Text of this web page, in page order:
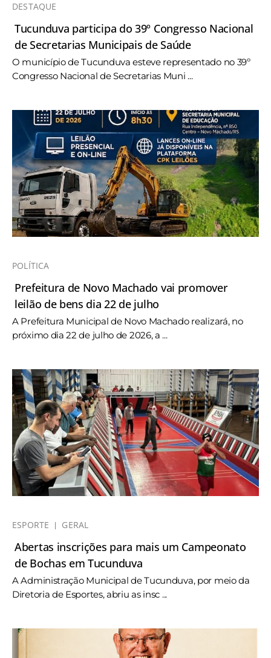
DESTAQUE
Tucunduva participa do 39º Congresso Nacional
de Secretarias Municipais de Saúde
O município de Tucunduva esteve representado no 39º
Congresso Nacional de Secretarias Muni ...
POLÍTICA
Prefeitura de Novo Machado vai promover
leilão de bens dia 22 de julho
A Prefeitura Municipal de Novo Machado realizará, no
próximo dia 22 de julho de 2026, a ...
ESPORTE GERAL
Abertas inscrições para mais um Campeonato
de Bochas em Tucunduva
A Administração Municipal de Tucunduva, por meio da
Diretoria de Esportes, abriu as insc ...